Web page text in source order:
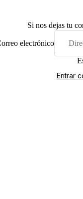
Si nos dejas tu
electrónico
Entrar